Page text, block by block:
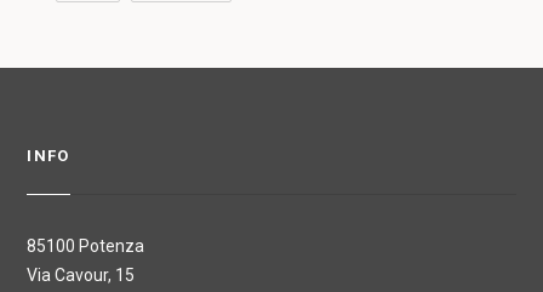
INFO
85100 Potenza
Via Cavour, 15